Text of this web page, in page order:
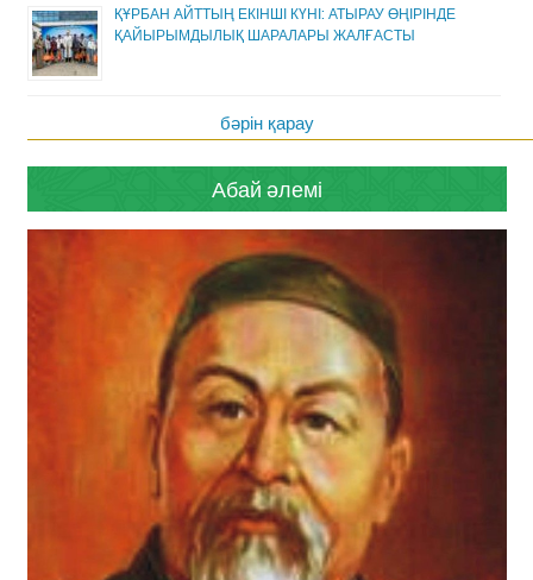
ҚҰРБАН АЙТТЫҢ ЕКІНШІ КҮНІ: АТЫРАУ ӨҢІРІНДЕ
ҚАЙЫРЫМДЫЛЫҚ ШАРАЛАРЫ ЖАЛҒАСТЫ
бәрін қарау
Абай әлемі